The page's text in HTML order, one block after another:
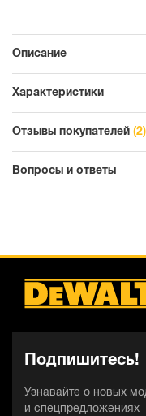
Описание
Характеристики
Отзывы покупателей (2)
Вопросы и ответы
Подпишитесь!
Узнавайте о новых
и спецпредложениях